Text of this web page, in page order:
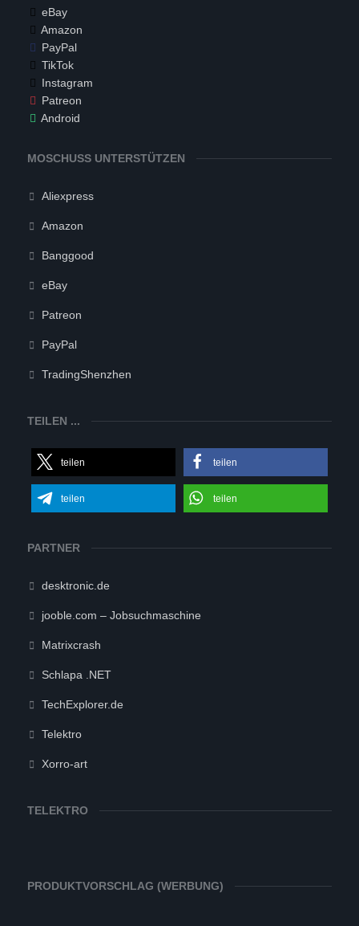
eBay
Amazon
PayPal
TikTok
Instagram
Patreon
Android
MOSCHUSS UNTERSTÜTZEN
Aliexpress
Amazon
Banggood
eBay
Patreon
PayPal
TradingShenzhen
TEILEN ...
teilen teilen
teilen teilen
PARTNER
desktronic.de
jooble.com – Jobsuchmaschine
Matrixcrash
Schlapa .NET
TechExplorer.de
Telektro
Xorro-art
TELEKTRO
PRODUKTVORSCHLAG (WERBUNG)